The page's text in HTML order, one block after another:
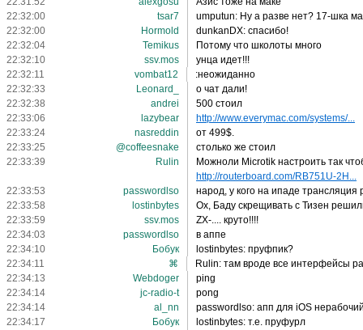
22:32:00
tsar7
umputun: Ну а разве нет? 17-шка
22:32:00
Hormold
dunkanDX: спасибо!
22:32:04
Temikus
Потому что школоты много
22:32:10
ssv.mos
унца идет!!!
22:32:11
vombat12
:неожиданно
22:32:33
Leonard_
о чат дали!
22:32:38
andrei
500 стоил
22:33:06
lazybear
http://www.everymac.com/systems/...
22:33:24
nasreddin
от 499$.
22:33:25
@coffeesnake
столько же стоил
22:33:39
Rulin
Можноли Microtik настроить так
http://routerboard.com/RB751U-2H...
22:33:53
passwordlso
народ, у кого на ипаде трансляция
22:33:58
lostinbytes
Ох, Баду скрещивать с Тизен
22:33:59
ssv.mos
ZX-.... круто!!!!
22:34:03
passwordlso
в аппе
22:34:10
Бобук
lostinbytes: пруфпик?
22:34:11
⌘
Rulin: там вроде все интерфейсы
22:34:13
Webdoger
ping
22:34:14
jc-radio-t
pong
22:34:14
al_nn
passwordlso: апп для iOS
22:34:17
Бобук
lostinbytes: т.е. пруфурл